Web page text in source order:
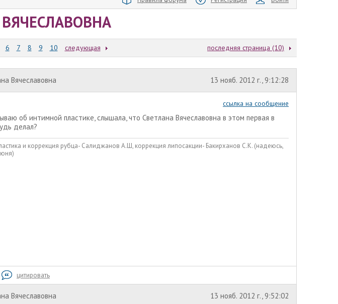
6 7 8 9 10 следующая последняя страница (10)
Вячеславовна 13 нояб. 2012 г., 9:12:28
ссылка на сообщение
об интимной пластике, слышала, что Светлана Вячеславовна в этом первая в
делал?
и коррекция рубца- Салиджанов А.Ш, коррекция липосакции- Бакирханов С.К. (надеюсь,
цитировать
Вячеславовна 13 нояб. 2012 г., 9:52:02